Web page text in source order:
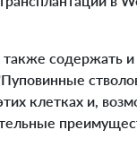
содержать
клетках и,